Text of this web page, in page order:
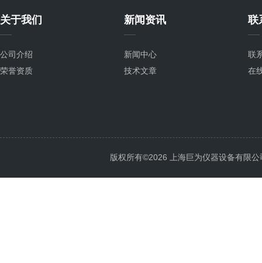
关于我们
公司介绍
荣誉资质
新闻资讯
新闻中心
技术文章
联
联
在
版权所有©2026 上海巨为仪器设备有限